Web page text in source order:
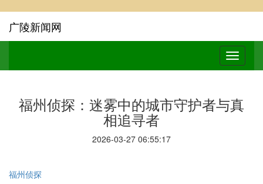
广陵新闻网
福州侦探：迷雾中的城市守护者与真
相追寻者
2026-03-27 06:55:17
福州侦探